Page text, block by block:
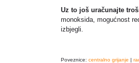
Uz to još uračunajte
monoksida, mogućnost
izbjegli.
Poveznice: centralno grijanje |